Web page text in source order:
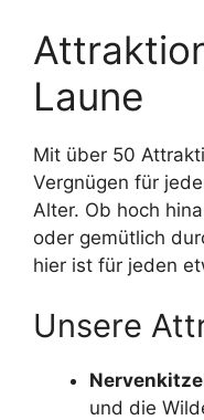
Laune
Mit über 50
Vergnügen für
Alter. Ob hoch
oder gemütlich
hier ist für jeden
Unsere
und die